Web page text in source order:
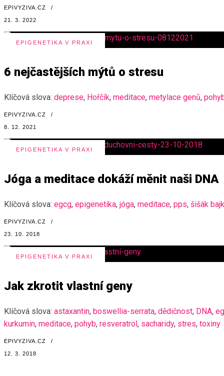
EPIVYZIVA.CZ /
21. 3. 2022
EPIGENETIKA V PRAXI
6 nejčastějších mýtů o stresu
Klíčová slova: deprese, Hořčík, meditace, metylace genů,
EPIVYZIVA.CZ /
8. 12. 2021
EPIGENETIKA V PRAXI
Jóga a meditace dokáží měnit naši DNA
Klíčová slova: egcg, epigenetika, jóga, meditace, pps, šišák
EPIVYZIVA.CZ /
23. 10. 2018
EPIGENETIKA V PRAXI
Jak zkrotit vlastní geny
Klíčová slova: astaxantin, boswellia-serrata, dědičnost, DNA,
kurkumin, meditace, pohyb, resveratrol, sacharidy, stres, toxiny
EPIVYZIVA.CZ /
12. 3. 2018